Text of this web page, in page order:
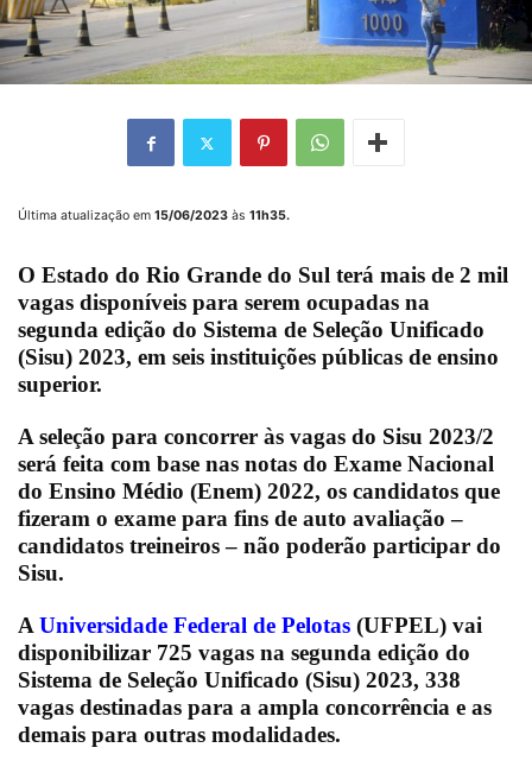
Última atualização em 15/06/2023 às 11h35.
O Estado do Rio Grande do Sul terá mais de 2 mil
vagas disponíveis para serem ocupadas na
segunda edição do Sistema de Seleção Unificado
(Sisu) 2023, em seis instituições públicas de ensino
superior.
A seleção para concorrer às vagas do Sisu 2023/2
será feita com base nas notas do Exame Nacional
do Ensino Médio (Enem) 2022, os candidatos que
fizeram o exame para fins de auto avaliação –
candidatos treineiros – não poderão participar do
Sisu.
AUniversidade Federal de Pelotas (UFPEL) vai
disponibilizar 725 vagas na segunda edição do
Sistema de Seleção Unificado (Sisu) 2023, 338
vagas destinadas para a ampla concorrência e as
demais para outras modalidades.